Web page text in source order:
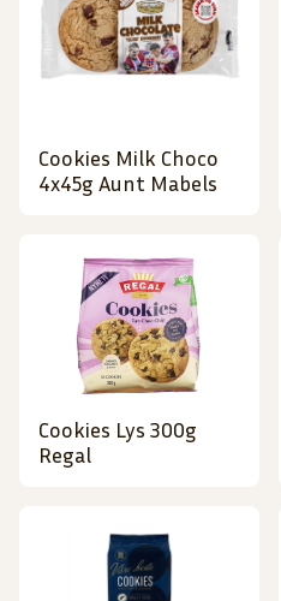
Cookies Milk Choco
4x45g Aunt Mabels
Cookies Lys 300g
Regal